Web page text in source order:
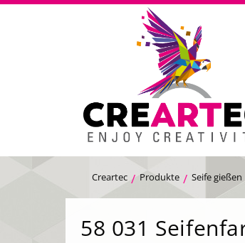
Creartec Produkte Seife gießen
58 031